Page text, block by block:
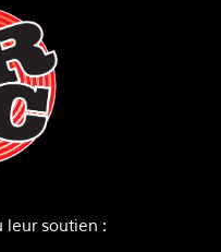
leur soutien :